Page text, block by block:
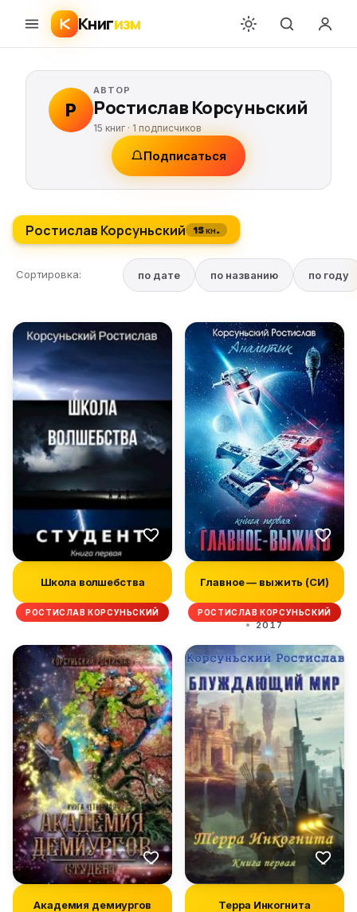
Книгизм
Р
АВТОР
Ростислав Корсуньский
15 книг · 1 подписчиков
Подписаться
Ростислав Корсуньский 15 кн.
Сортировка: по дате по названию по году
Школа волшебства
РОСТИСЛАВ КОРСУНЬСКИЙ
Главное — выжить (СИ)
РОСТИСЛАВ КОРСУНЬСКИЙ
2017
Академия демиургов Терра Инкогнита